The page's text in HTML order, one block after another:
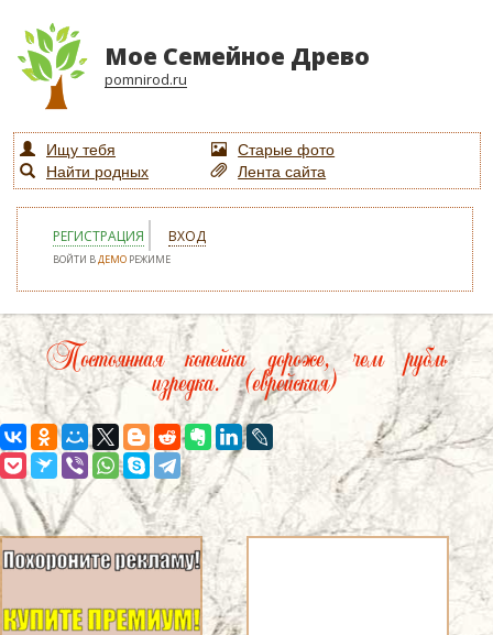
Мое Семейное Древо
pomnirod.ru
Ищу тебя
Старые фото
Найти родных
Лента сайта
РЕГИСТРАЦИЯ ВХОД
ВОЙТИ ВДЕМО РЕЖИМЕ
Постоянная копейка дороже, чем рубль
изредка. (еврейская)